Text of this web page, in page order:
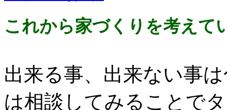
これから家づくりを考えて
出来る事、出来ない事
は相談してみることで